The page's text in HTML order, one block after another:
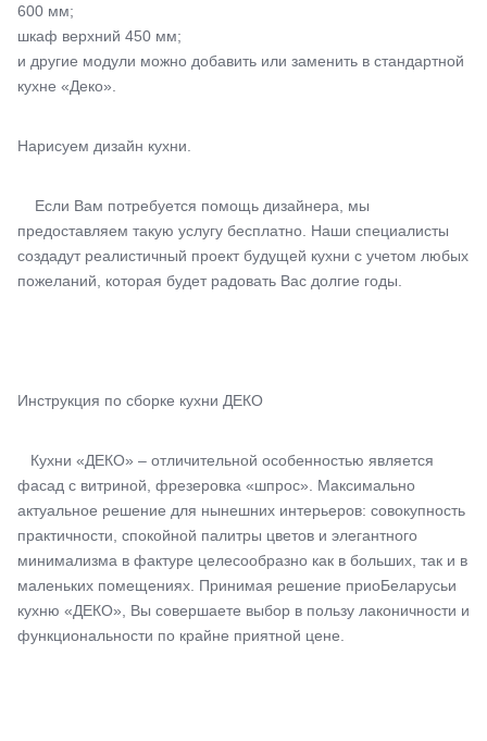
600 мм;
шкаф верхний 450 мм;
и другие модули можно добавить или заменить в стандартной
кухне «Деко».
Нарисуем дизайн кухни.
Если Вам потребуется помощь дизайнера, мы
предоставляем такую услугу бесплатно. Наши специалисты
создадут реалистичный проект будущей кухни с учетом любых
пожеланий, которая будет радовать Вас долгие годы.
Инструкция по сборке кухни ДЕКО
Кухни «ДЕКО» – отличительной особенностью является
фасад с витриной, фрезеровка «шпрос». Максимально
актуальное решение для нынешних интерьеров: совокупность
практичности, спокойной палитры цветов и элегантного
минимализма в фактуре целесообразно как в больших, так и в
маленьких помещениях. Принимая решение приоБеларусьи
кухню «ДЕКО», Вы совершаете выбор в пользу лаконичности и
функциональности по крайне приятной цене.